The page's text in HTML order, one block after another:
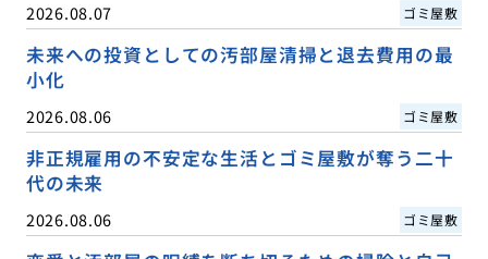
2026.08.07 ゴミ屋敷
未来への投資としての汚部屋清掃と退去費用の最
小化
2026.08.06 ゴミ屋敷
非正規雇用の不安定な生活とゴミ屋敷が奪う二十
代の未来
2026.08.06 ゴミ屋敷